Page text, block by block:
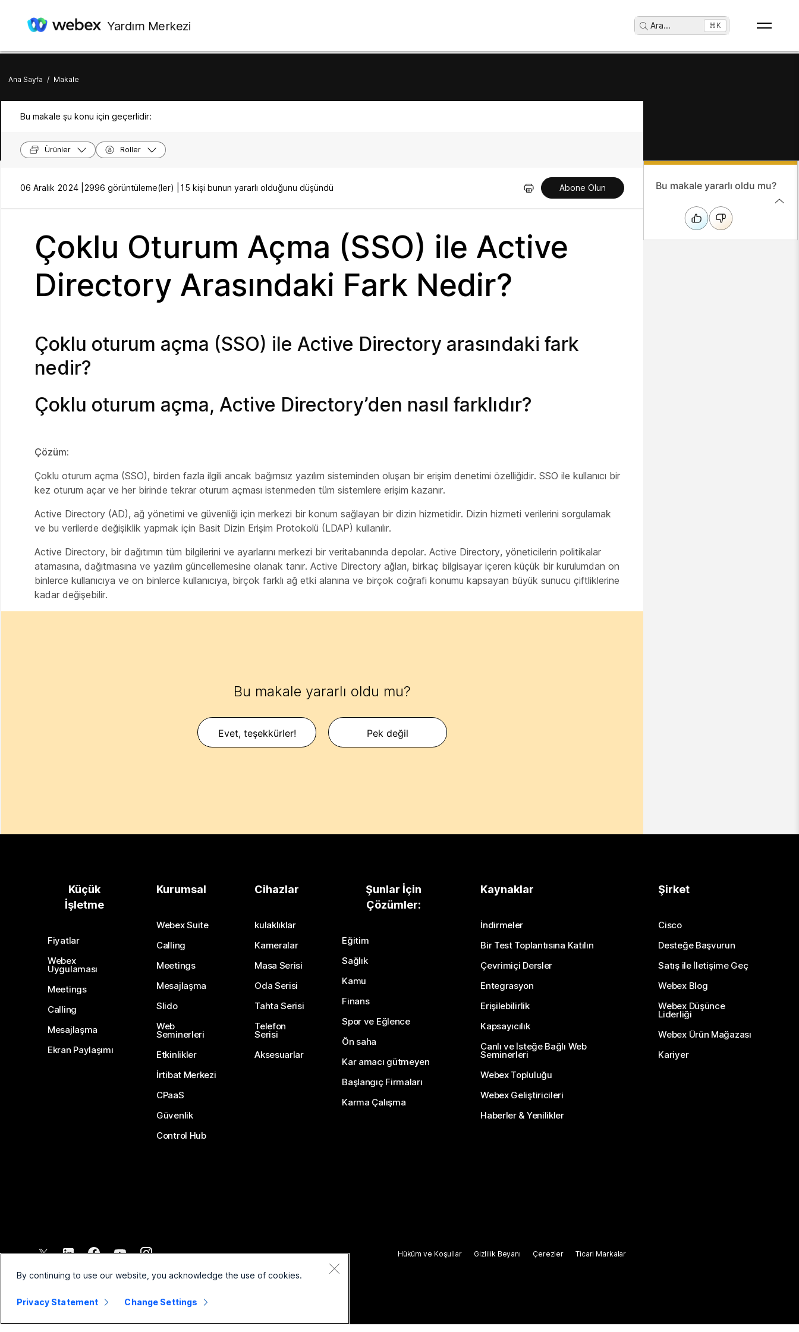
Yardım Merkezi Ara... ⌘K
Ana Sayfa / Makale
Bu makale şu konu için geçerlidir:
Ürünler Roller
06 Aralık 2024 | 2996 görüntüleme(ler) | 15 kişi bunun yararlı olduğunu düşündü Abone Olun
Çoklu Oturum Açma (SSO) ile Active
Directory Arasındaki Fark Nedir?
Çoklu oturum açma (SSO) ile Active Directory arasındaki fark
nedir?
Çoklu oturum açma, Active Directory’den nasıl farklıdır?
Çözüm:
Çoklu oturum açma (SSO), birden fazla ilgili ancak bağımsız yazılım sisteminden oluşan bir erişim denetimi özelliğidir. SSO ile kullanıcı bir
kez oturum açar ve her birinde tekrar oturum açması istenmeden tüm sistemlere erişim kazanır.
Active Directory (AD), ağ yönetimi ve güvenliği için merkezi bir konum sağlayan bir dizin hizmetidir. Dizin hizmeti verilerini sorgulamak
ve bu verilerde değişiklik yapmak için Basit Dizin Erişim Protokolü (LDAP) kullanılır.
Active Directory, bir dağıtımın tüm bilgilerini ve ayarlarını merkezi bir veritabanında depolar. Active Directory, yöneticilerin politikalar
atamasına, dağıtmasına ve yazılım güncellemesine olanak tanır. Active Directory ağları, birkaç bilgisayar içeren küçük bir kurulumdan on
binlerce kullanıcıya ve on binlerce kullanıcıya, birçok farklı ağ etki alanına ve birçok coğrafi konumu kapsayan büyük sunucu çiftliklerine
kadar değişebilir.
Bu makale yararlı oldu mu?
Evet, teşekkürler! Pek değil
Bu makale yararlı oldu mu?
Küçük
İşletme
Fiyatlar
Webex
Uygulaması
Meetings
Calling
Mesajlaşma
Ekran Paylaşımı
Kurumsal
Webex Suite
Calling
Meetings
Mesajlaşma
Slido
Web
Seminerleri
Etkinlikler
İrtibat Merkezi
CPaaS
Güvenlik
Control Hub
Cihazlar
kulaklıklar
Kameralar
Masa Serisi
Oda Serisi
Tahta Serisi
Telefon
Serisi
Aksesuarlar
Şunlar İçin
Çözümler:
Eğitim
Sağlık
Kamu
Finans
Spor ve Eğlence
Ön saha
Kar amacı gütmeyen
Başlangıç Firmaları
Karma Çalışma
Kaynaklar
İndirmeler
Bir Test Toplantısına Katılın
Çevrimiçi Dersler
Entegrasyon
Erişilebilirlik
Kapsayıcılık
Canlı ve İsteğe Bağlı Web
Seminerleri
Webex Topluluğu
Webex Geliştiricileri
Haberler & Yenilikler
Şirket
Cisco
Desteğe Başvurun
Satış ile İletişime Geç
Webex Blog
Webex Düşünce
Liderliği
Webex Ürün Mağazası
Kariyer
2026 Cisco ve/veya bağlı kuruluşları. Tüm hakları saklıdır.
Hüküm ve Koşullar Gizlilik Beyanı Çerezler Ticari Markalar
By continuing to use our website, you acknowledge the use of cookies.
Privacy Statement Change Settings